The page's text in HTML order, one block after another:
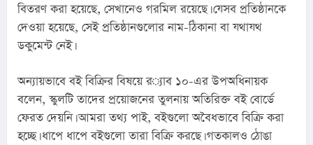
বিতরণ করা হয়েছে, সেখানেও গরমিল রয়েছে। যেসব প্রতিষ্ঠানকে
দেওয়া হয়েছে, সেই প্রতিষ্ঠানগুলোর নাম-ঠিকানা বা যথাযথ
ডকুমেন্ট নেই।
অন্যায়ভাবে বই বিক্রির বিষয়ে র‌্যাব ১০-এর উপঅধিনায়ক
বলেন, স্কুলটি তাদের প্রয়োজনের তুলনায় অতিরিক্ত বই বোর্ডে
ফেরত দেয়নি। আমরা তথ্য পাই, বইগুলো অবৈধভাবে বিক্রি করা
হচ্ছে। ধাপে ধাপে বইগুলো তারা বিক্রি করছে। গতকালও ঠোঙা